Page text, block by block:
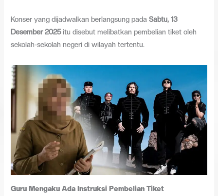
Konser yang dijadwalkan berlangsung padaSabtu, 13
Desember 2025itu disebut melibatkan pembelian tiket oleh
sekolah-sekolah negeri di wilayah tertentu.
Guru Mengaku Ada Instruksi Pembelian Tiket